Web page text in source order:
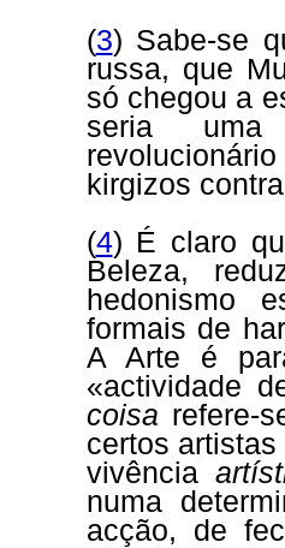
(3) Sabe-se
russa, que
só chegou a
seria uma
kirgizos
(4) É claro
Beleza,
hedonismo
formais de
A Arte é
«actividade
coisa refere-
certos
vivência
numa
acção, de